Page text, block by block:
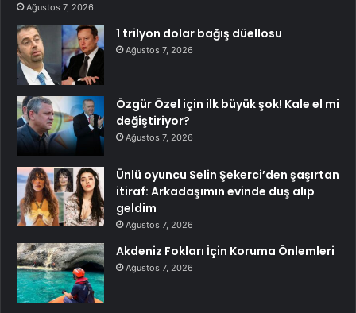
Ağustos 7, 2026
1 trilyon dolar bağış düellosu
Ağustos 7, 2026
Özgür Özel için ilk büyük şok! Kale el mi
değiştiriyor?
Ağustos 7, 2026
Ünlü oyuncu Selin Şekerci’den şaşırtan
itiraf: Arkadaşımın evinde duş alıp
geldim
Ağustos 7, 2026
Akdeniz Fokları İçin Koruma Önlemleri
Ağustos 7, 2026